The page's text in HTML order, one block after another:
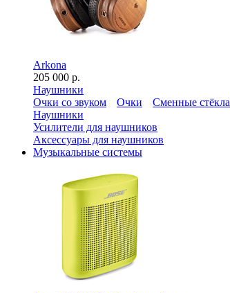
Arkona
205 000 р.
Наушники
Очки со звуком
Очки
Сменные стёкла
Наушники
Усилители для наушников
Аксессуары для наушников
Музыкальные системы